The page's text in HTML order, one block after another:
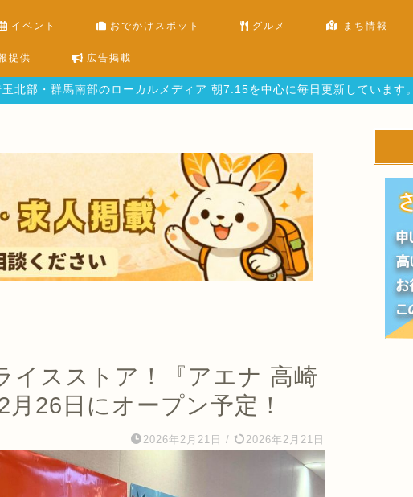
イベント おでかけスポット グルメ まち情報
提供 広告掲載
北部・群馬南部のローカルメディア 朝7:15を中心に毎日更新しています。
イスストア！『アエナ 高崎
26日にオープン予定！
2026年2月21日 / 2026年2月21日